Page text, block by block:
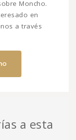
Moncho.
en
a través
a esta